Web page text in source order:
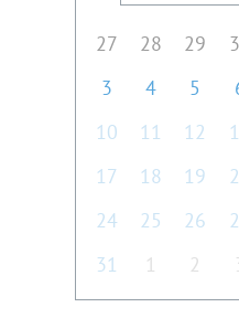
27 28 29
3
4 5
10
11 12
17
18 19
24
25 26
31
1 2